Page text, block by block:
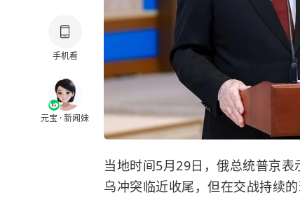
手机看
元宝 · 新闻妹
当地时间5月29日，俄总统普京
乌冲突临近收尾，但在交战持续